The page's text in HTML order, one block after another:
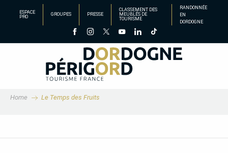
principal
ESPACE
PRO
GROUPES PRESSE
CLASSEMENT DES
MEUBLÉS DE
TOURISME
RANDONNÉE
EN
DORDOGNE
Home Le Temps des Fruits